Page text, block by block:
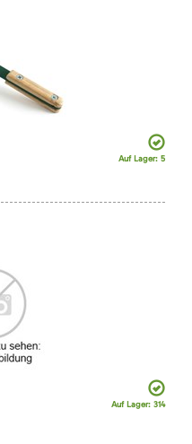
Auf Lager: 5
Auf Lager: 314